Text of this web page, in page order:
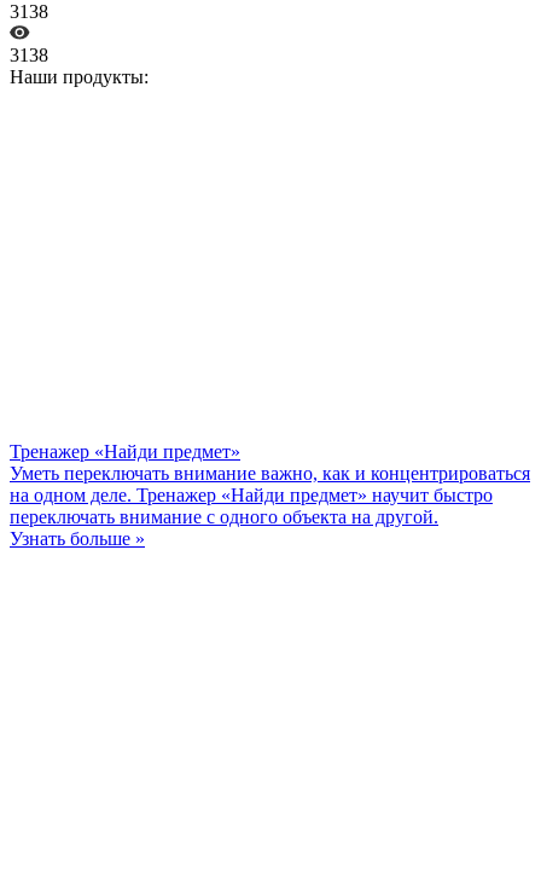
3138
3138
Наши продукты:
Тренажер «Найди предмет»
Уметь переключать внимание важно, как и концентрироваться
на одном деле. Тренажер «Найди предмет» научит быстро
переключать внимание с одного объекта на другой.
Узнать больше »